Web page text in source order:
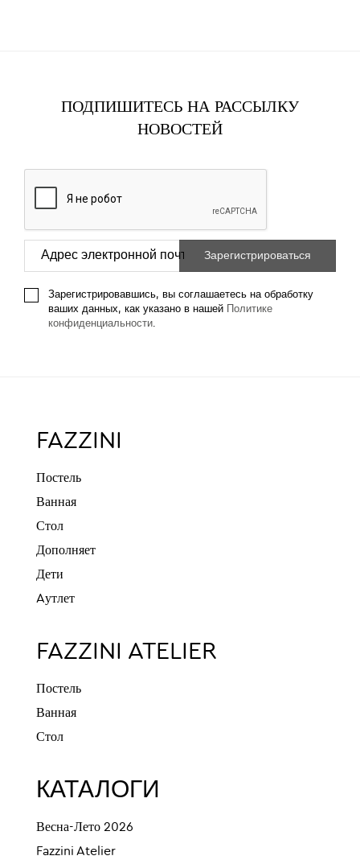
ПОДПИШИТЕСЬ НА РАССЫЛКУ
НОВОСТЕЙ
Зарегистрировавшись, вы соглашаетесь на обработку
ваших данных, как указано в нашей
Политике
конфиденциальности.
FAZZINI
Постель
Ванная
Стол
Дополняет
Дети
Aутлет
FAZZINI ATELIER
Постель
Ванная
Стол
КАТАЛОГИ
Весна-Лето 2026
Fazzini Atelier